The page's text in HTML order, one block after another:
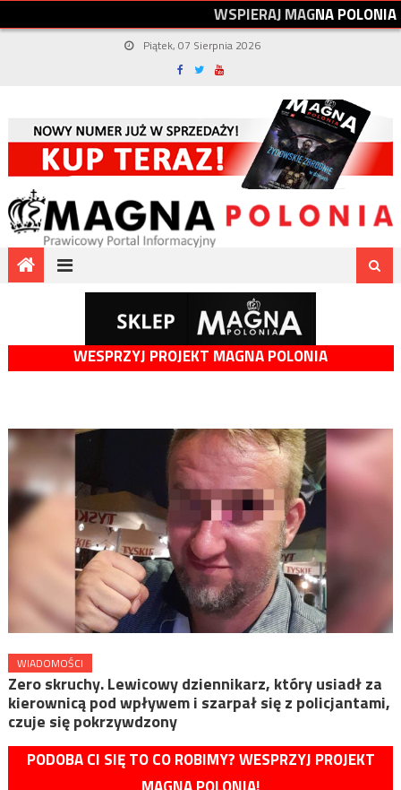
WSPIERAJMAGNAPOLONIA
Piątek, 07 Sierpnia 2026
WESPRZYJ PROJEKT MAGNA POLONIA
WIADOMOŚCI
Zero skruchy. Lewicowy dziennikarz, który usiadł za
kierownicą pod wpływem i szarpał się z policjantami,
czuje się pokrzywdzony
PODOBA CI SIĘ TO CO ROBIMY? WESPRZYJ PROJEKT